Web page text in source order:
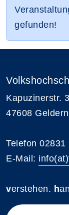
gefunden!
Kapuzinerstr.
47608 Geldern
Telefon 02831
E-Mail:
verstehen. h